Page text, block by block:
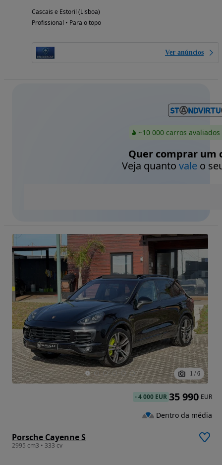
Cascais e Estoril (Lisboa)
Profissional • Para o topo
Ver anúncios
~10 000 carros
Quer comprar um
Veja quanto valeo
1 / 6
Porsche Cayenne S
2995 cm3 • 333 cv
-4 000 EUR 35 990 EUR
Dentro da média